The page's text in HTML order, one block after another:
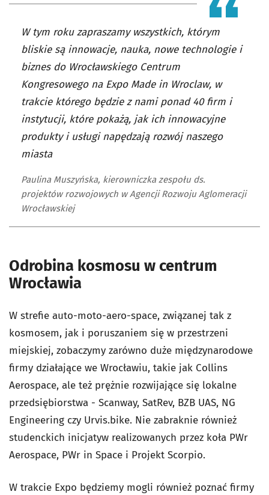
W tym roku zapraszamy wszystkich, którym
bliskie są innowacje, nauka, nowe technologie i
biznes do Wrocławskiego Centrum
Kongresowego na Expo Made in Wroclaw, w
trakcie którego będzie z nami ponad 40 firm i
instytucji, które pokażą, jak ich innowacyjne
produkty i usługi napędzają rozwój naszego
miasta
Paulina Muszyńska, kierowniczka zespołu ds.
projektów rozwojowych w Agencji Rozwoju Aglomeracji
Wrocławskiej
Odrobina kosmosu w centrum
Wrocławia
W strefie auto-moto-aero-space, związanej tak z
kosmosem, jak i poruszaniem się w przestrzeni
miejskiej, zobaczymy zarówno duże międzynarodowe
firmy działające we Wrocławiu, takie jak Collins
Aerospace, ale też prężnie rozwijające się lokalne
przedsiębiorstwa - Scanway, SatRev, BZB UAS, NG
Engineering czy Urvis.bike. Nie zabraknie również
studenckich inicjatyw realizowanych przez koła PWr
Aerospace, PWr in Space i Projekt Scorpio.
W trakcie Expo będziemy mogli również poznać firmy